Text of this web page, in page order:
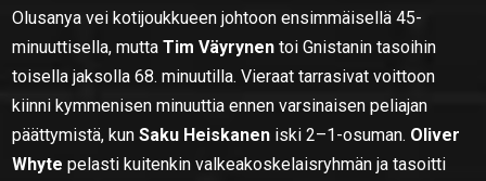
Olusanya vei kotijoukkueen johtoon ensimmäisellä 45-
minuuttisella, muttaTim Väyrynen toi Gnistanin tasoihin
toisella jaksolla 68. minuutilla. Vieraat tarrasivat voittoon
kiinni kymmenisen minuuttia ennen varsinaisen peliajan
päättymistä, kunSaku Heiskanen iski 2–1-osuman. Oliver
Whyte pelasti kuitenkin valkeakoskelaisryhmän ja tasoitti